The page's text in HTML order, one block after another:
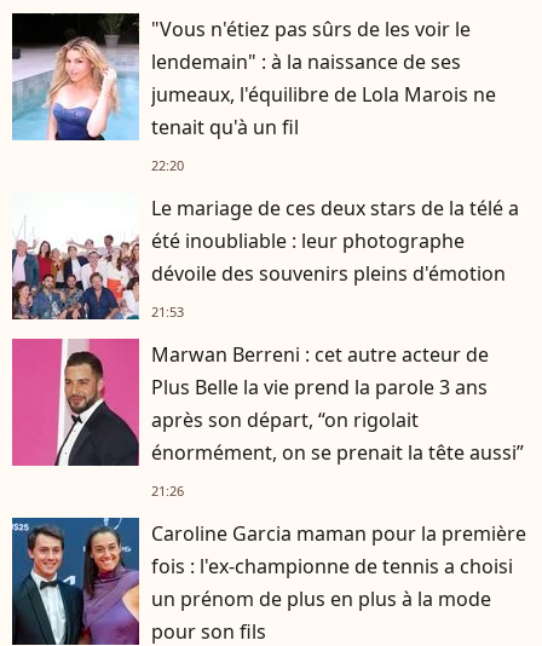
"Vous n'étiez pas sûrs de les voir le
lendemain" : à la naissance de ses
jumeaux, l'équilibre de Lola Marois ne
tenait qu'à un fil
22:20
Le mariage de ces deux stars de la télé a
été inoubliable : leur photographe
dévoile des souvenirs pleins d'émotion
21:53
Marwan Berreni : cet autre acteur de
Plus Belle la vie prend la parole 3 ans
après son départ, “on rigolait
énormément, on se prenait la tête aussi”
21:26
Caroline Garcia maman pour la première
fois : l'ex-championne de tennis a choisi
un prénom de plus en plus à la mode
pour son fils